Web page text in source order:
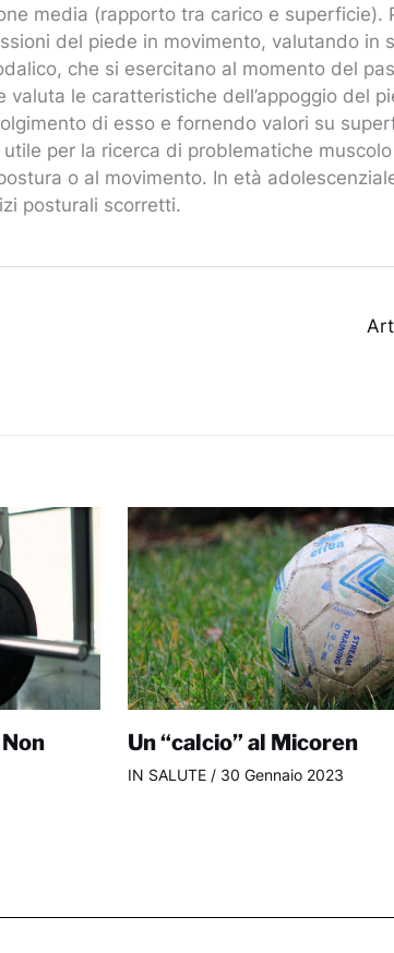
media (rapporto tra carico e superficie).
del piede in movimento, valutando in
che si esercitano al momento del
le caratteristiche dell’appoggio del
di esso e fornendo valori su
per la ricerca di problematiche
o al movimento. In età
posturali scorretti.
Un “calcio” al Micoren
IN SALUTE / 30 Gennaio 2023